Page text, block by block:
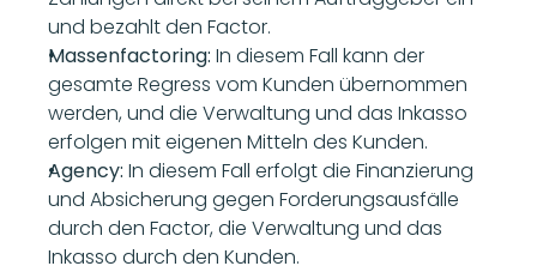
und bezahlt den Factor.
Massenfactoring: In diesem Fall kann der
gesamte Regress vom Kunden übernommen
werden, und die Verwaltung und das Inkasso
erfolgen mit eigenen Mitteln des Kunden.
Agency: In diesem Fall erfolgt die Finanzierung
und Absicherung gegen Forderungsausfälle
durch den Factor, die Verwaltung und das
Inkasso durch den Kunden.